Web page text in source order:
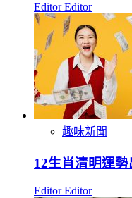
Editor Editor
趣味新聞
12生肖清明運
Editor Editor